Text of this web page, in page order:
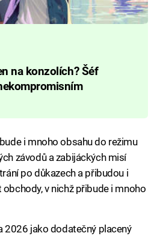
na konzolích? Šéf
i mnoho obsahu do režimu
závodů a zabijáckých misí
po důkazech a přibudou i
v nichž přibude i mnoho
2026 jako dodatečný placený